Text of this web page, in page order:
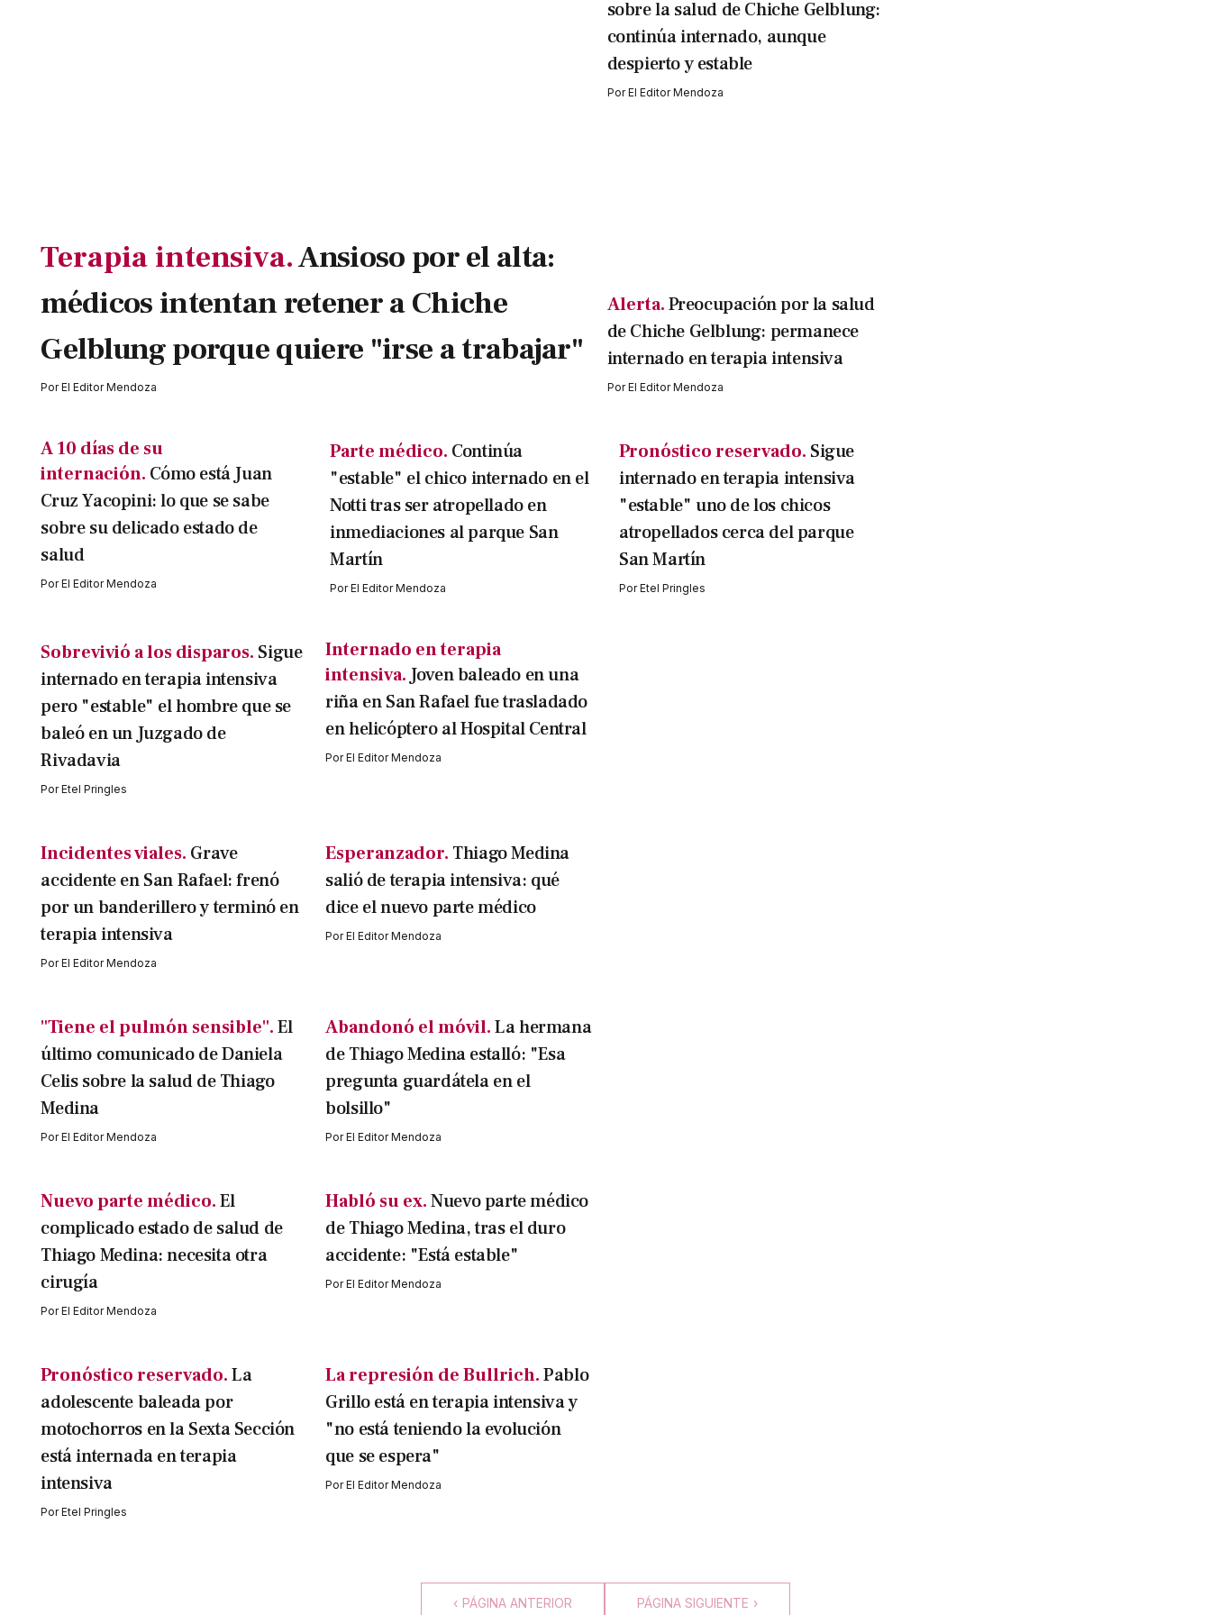
Terapia intensiva.Ansioso por el alta:
médicos intentan retener a Chiche
Gelblung porque quiere "irse a trabajar"
PorEl Editor Mendoza
sobre la salud de Chiche Gelblung:
continúa internado, aunque
despierto y estable
PorEl Editor Mendoza
Alerta.Preocupación por la salud
de Chiche Gelblung: permanece
internado en terapia intensiva
PorEl Editor Mendoza
A 10 días de su
internación. Cómo está Juan
Cruz Yacopini: lo que se sabe
sobre su delicado estado de
salud
PorEl Editor Mendoza
Parte médico. Continúa
"estable" el chico internado en el
Notti tras ser atropellado en
inmediaciones al parque San
Martín
PorEl Editor Mendoza
Pronóstico reservado. Sigue
internado en terapia intensiva
"estable" uno de los chicos
atropellados cerca del parque
San Martín
PorEtel Pringles
Sobrevivió a los disparos. Sigue
internado en terapia intensiva
pero "estable" el hombre que se
baleó en un Juzgado de
Rivadavia
PorEtel Pringles
Internado en terapia
intensiva. Joven baleado en una
riña en San Rafael fue trasladado
en helicóptero al Hospital Central
PorEl Editor Mendoza
Incidentes viales. Grave
accidente en San Rafael: frenó
por un banderillero y terminó en
terapia intensiva
PorEl Editor Mendoza
Esperanzador. Thiago Medina
salió de terapia intensiva: qué
dice el nuevo parte médico
PorEl Editor Mendoza
"Tiene el pulmón sensible". El
último comunicado de Daniela
Celis sobre la salud de Thiago
Medina
PorEl Editor Mendoza
Abandonó el móvil.La hermana
de Thiago Medina estalló: "Esa
pregunta guardátela en el
bolsillo"
PorEl Editor Mendoza
Nuevo parte médico. El
complicado estado de salud de
Thiago Medina: necesita otra
cirugía
PorEl Editor Mendoza
Habló su ex.Nuevo parte médico
de Thiago Medina, tras el duro
accidente: "Está estable"
PorEl Editor Mendoza
Pronóstico reservado. La
adolescente baleada por
motochorros en la Sexta Sección
está internada en terapia
intensiva
PorEtel Pringles
La represión de Bullrich.Pablo
Grillo está en terapia intensiva y
"no está teniendo la evolución
que se espera"
PorEl Editor Mendoza
‹ PÁGINA ANTERIOR PÁGINA SIGUIENTE ›